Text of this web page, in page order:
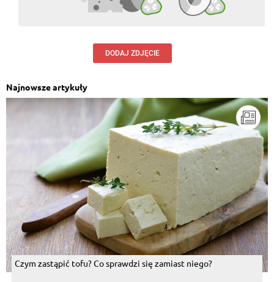
DODAJ ZDJĘCIE
Najnowsze artykuły
Czym zastąpić tofu? Co sprawdzi się zamiast niego?